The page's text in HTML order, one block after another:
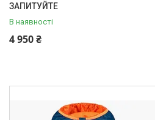
ЗАПИТУЙТЕ
В наявності
4 950 ₴